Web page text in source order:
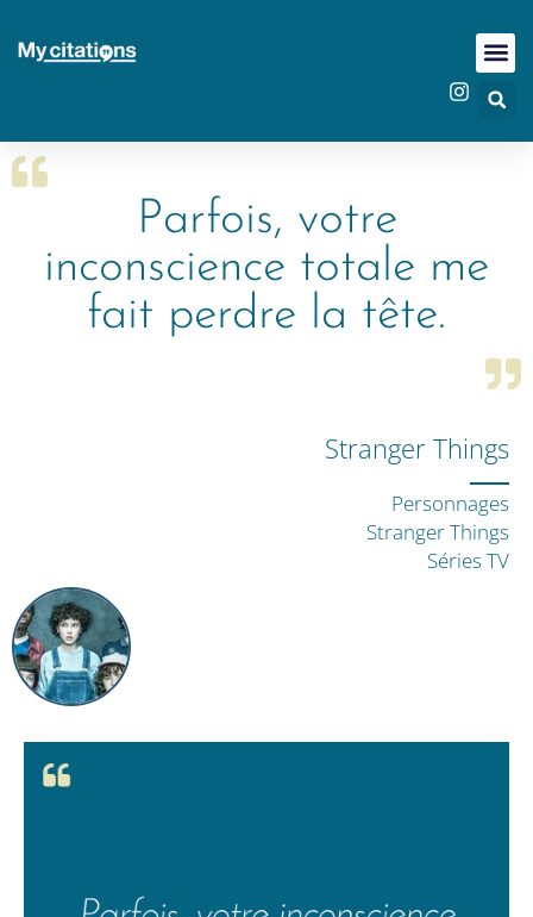
Parfois, votre
inconscience totale me
fait perdre la tête.
Stranger Things
Personnages
Stranger Things
Séries TV